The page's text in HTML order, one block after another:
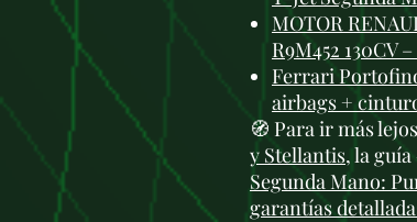
MOTOR
R9M452 130CV
Ferrari
airbags +
🧭 Para ir más
y Stellantis, la guía
Segunda Mano:
garantías